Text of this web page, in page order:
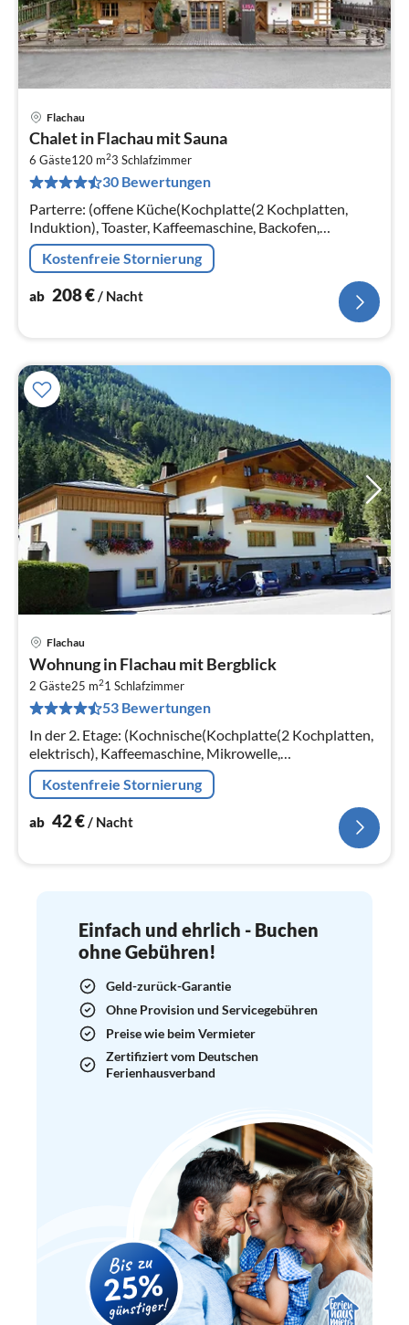
Flachau
Chalet in Flachau mit Sauna
6 Gäste120 m23 Schlafzimmer
30 Bewertungen
Parterre: (offene Küche(Kochplatte(2 Kochplatten,
Induktion), Toaster, Kaffeemaschine, Backofen,
Spülmaschine, Kühlschrank)
Kostenfreie Stornierung
ab 208€/ Nacht
Flachau
Wohnung in Flachau mit Bergblick
2 Gäste25 m21 Schlafzimmer
53 Bewertungen
In der 2. Etage: (Kochnische(Kochplatte(2 Kochplatten,
elektrisch), Kaffeemaschine, Mikrowelle,
Kühl-/Gefrierkombination)
Kostenfreie Stornierung
ab 42€/ Nacht
Einfach und ehrlich - Buchen
ohne Gebühren!
Geld-zurück-Garantie
Ohne Provision und Servicegebühren
Preise wie beim Vermieter
Zertifiziert vom Deutschen
Ferienhausverband